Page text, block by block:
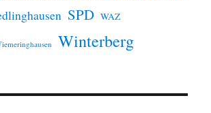
SPD WAZ
Winterberg